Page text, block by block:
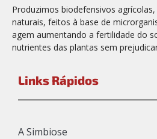
Produzimos biodefensivos
naturais, feitos à base de
agem aumentando a fertilidade do
nutrientes das plantas sem
Links Rápidos
A Simbiose